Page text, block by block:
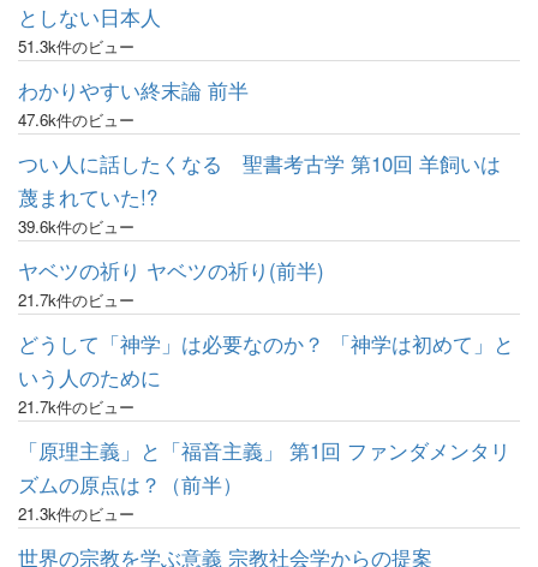
としない日本人
51.3k件のビュー
わかりやすい終末論 前半
47.6k件のビュー
つい人に話したくなる 聖書考古学 第10回 羊飼いは
蔑まれていた!?
39.6k件のビュー
ヤベツの祈り ヤベツの祈り(前半)
21.7k件のビュー
どうして「神学」は必要なのか？ 「神学は初めて」と
いう人のために
21.7k件のビュー
「原理主義」と「福音主義」 第1回 ファンダメンタリ
ズムの原点は？（前半）
21.3k件のビュー
世界の宗教を学ぶ意義 宗教社会学からの提案